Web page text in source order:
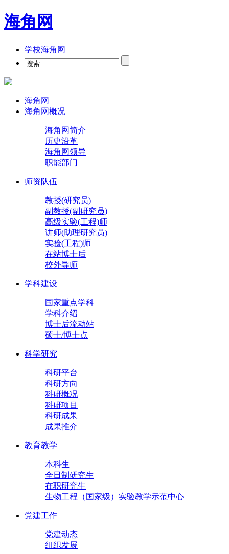
海角网
学校海角网
海角网
海角网概况
海角网简介
历史沿革
海角网领导
职能部门
师资队伍
教授(研究员)
副教授(副研究员)
高级实验(工程)师
讲师(助理研究员)
实验(工程)师
在站博士后
校外导师
学科建设
国家重点学科
学科介绍
博士后流动站
硕士/博士点
科学研究
科研平台
科研方向
科研概况
科研项目
科研成果
成果推介
教育教学
本科生
全日制研究生
在职研究生
生物工程（国家级）实验教学示范中心
党建工作
党建动态
组织发展